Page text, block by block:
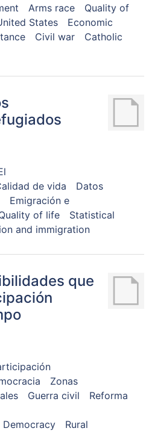
Arms race
Quality of
States
Economic
Civil war
Catholic
de vida
Datos
Emigración e
of life
Statistical
and immigration
que
Zonas
Guerra civil
Reforma
Democracy
Rural